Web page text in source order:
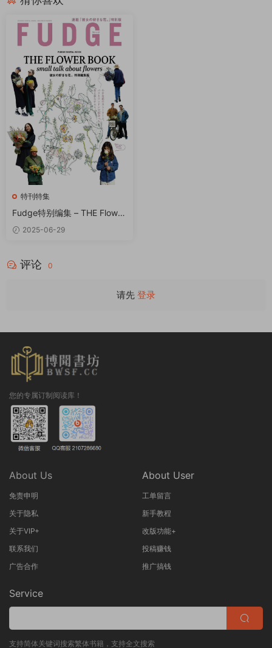
特刊特集
Fudge特别编集 – THE Flower
Book PDF
2025-06-29
评论 0
请先 登录
您的专属订制阅读库！
About Us
免责申明
关于隐私
关于VIP+
联系我们
广告合作
About User
工单留言
新手教程
改版功能+
投稿赚钱
推广搞钱
Service
支持简体关键词搜索繁体书籍，支持全文搜索